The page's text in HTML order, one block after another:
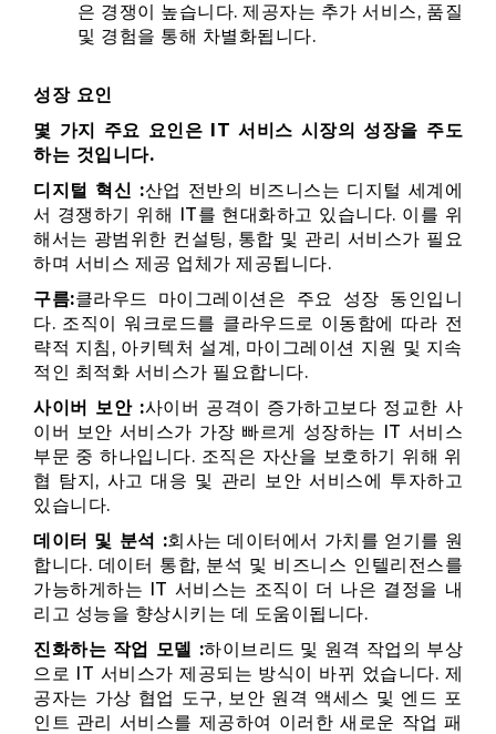
은 경쟁이 높습니다. 제공자는 추가 서비스, 품질
및 경험을 통해 차별화됩니다.
성장 요인
몇 가지 주요 요인은 IT 서비스 시장의 성장을 주도
하는 것입니다.
디지털 혁신 :산업 전반의 비즈니스는 디지털 세계에
서 경쟁하기 위해 IT를 현대화하고 있습니다. 이를 위
해서는 광범위한 컨설팅, 통합 및 관리 서비스가 필요
하며 서비스 제공 업체가 제공됩니다.
구름:클라우드 마이그레이션은 주요 성장 동인입니
다. 조직이 워크로드를 클라우드로 이동함에 따라 전
략적 지침, 아키텍처 설계, 마이그레이션 지원 및 지속
적인 최적화 서비스가 필요합니다.
사이버 보안 :사이버 공격이 증가하고보다 정교한 사
이버 보안 서비스가 가장 빠르게 성장하는 IT 서비스
부문 중 하나입니다. 조직은 자산을 보호하기 위해 위
협 탐지, 사고 대응 및 관리 보안 서비스에 투자하고
있습니다.
데이터 및 분석 :회사는 데이터에서 가치를 얻기를 원
합니다. 데이터 통합, 분석 및 비즈니스 인텔리전스를
가능하게하는 IT 서비스는 조직이 더 나은 결정을 내
리고 성능을 향상시키는 데 도움이됩니다.
진화하는 작업 모델 :하이브리드 및 원격 작업의 부상
으로 IT 서비스가 제공되는 방식이 바뀌 었습니다. 제
공자는 가상 협업 도구, 보안 원격 액세스 및 엔드 포
인트 관리 서비스를 제공하여 이러한 새로운 작업 패